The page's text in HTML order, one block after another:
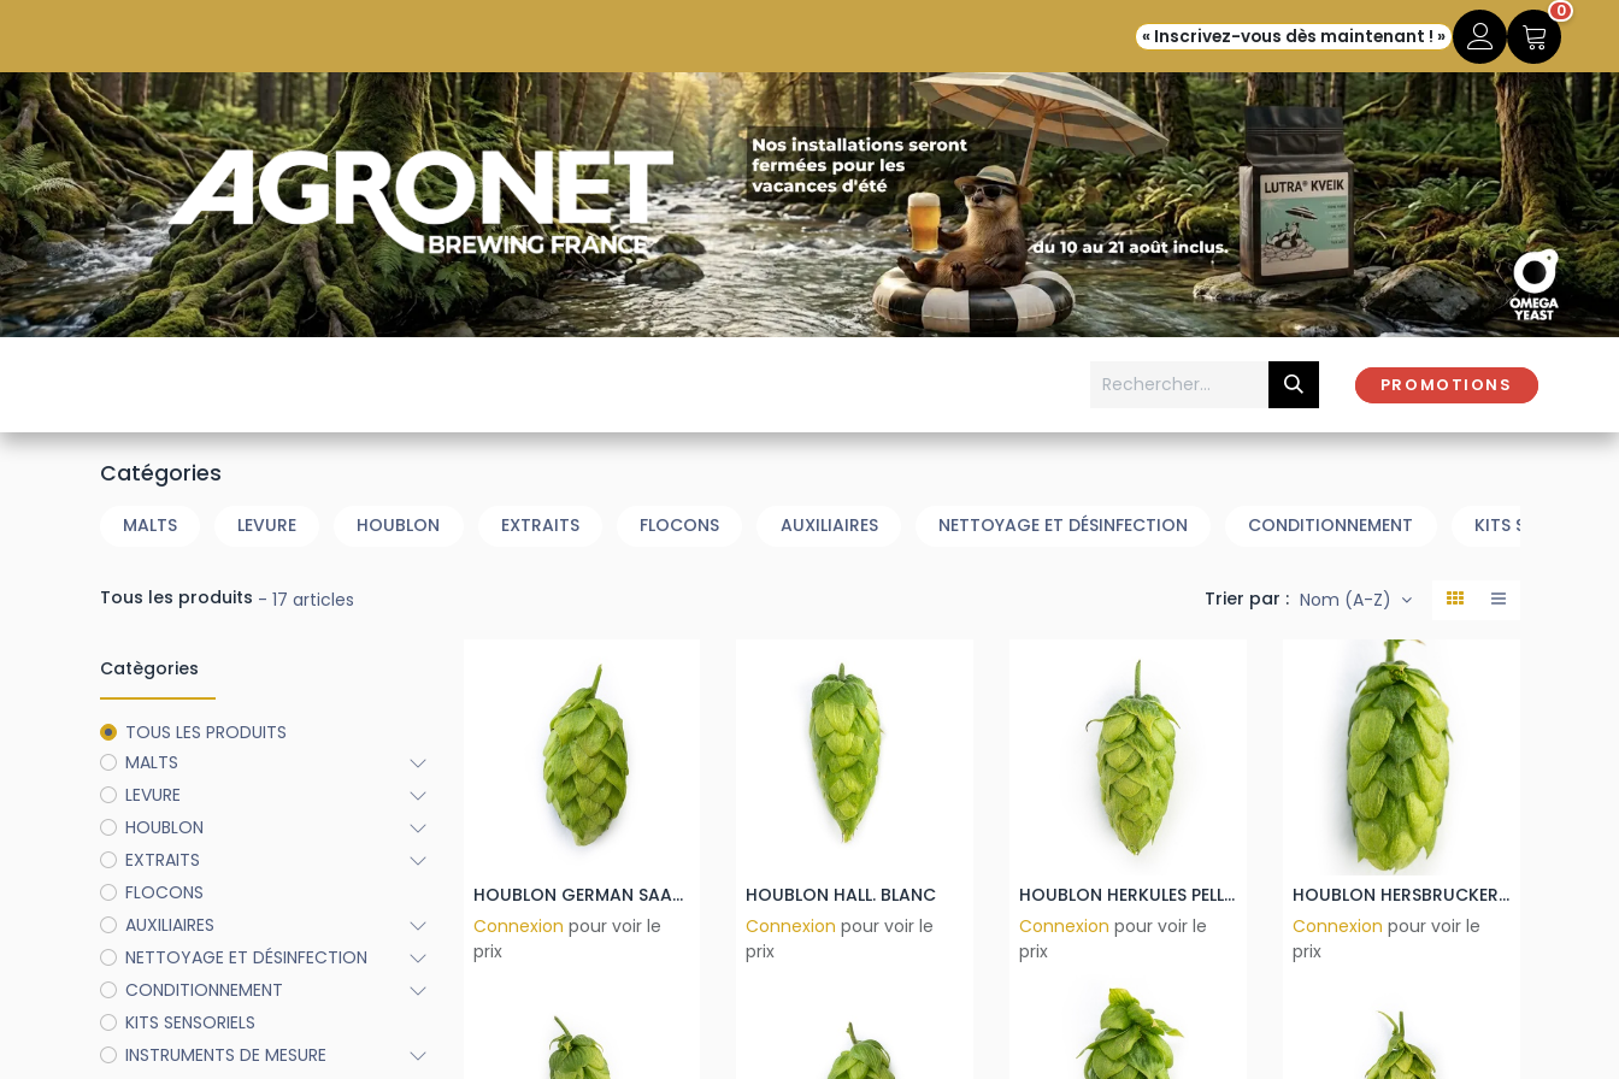
« Inscrivez-vous dès maintenant ! »
0
PROMOTIONS
Catégories
MALTS LEVURE HOUBLON EXTRAITS FLOCONS AUXILIAIRES NETTOYAGE ET DÉSINFECTION CONDITIONNEMENT KITS SENSORIELS
Tous les produits - 17 articles Trier par : Nom (A-Z)
Catègories
TOUS LES PRODUITS
MALTS
LEVURE
HOUBLON
EXTRAITS
FLOCONS
AUXILIAIRES
NETTOYAGE ET DÉSINFECTION
CONDITIONNEMENT
KITS SENSORIELS
INSTRUMENTS DE MESURE
HOUBLON GERMAN SAAZ PELLET 2025
Connexion pour voir le
prix
HOUBLON HALL. BLANC
Connexion pour voir le
prix
HOUBLON HERKULES PELLET
Connexion pour voir le
prix
HOUBLON HERSBRUCKER PELLET
Connexion pour voir le
prix